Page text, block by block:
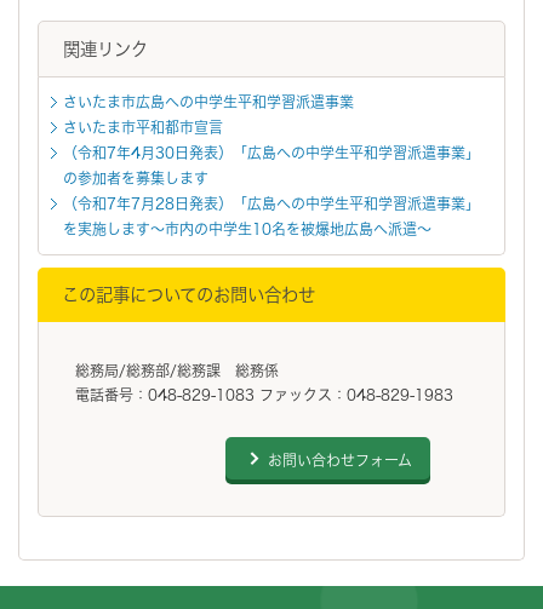
関連リンク
さいたま市広島への中学生平和学習派遣事業
さいたま市平和都市宣言
（令和7年4月30日発表）「広島への中学生平和学習派遣事業」
の参加者を募集します
（令和7年7月28日発表）「広島への中学生平和学習派遣事業」
を実施します～市内の中学生10名を被爆地広島へ派遣～
この記事についてのお問い合わせ
総務局/総務部/総務課 総務係
電話番号：048-829-1083 ファックス：048-829-1983
お問い合わせフォーム